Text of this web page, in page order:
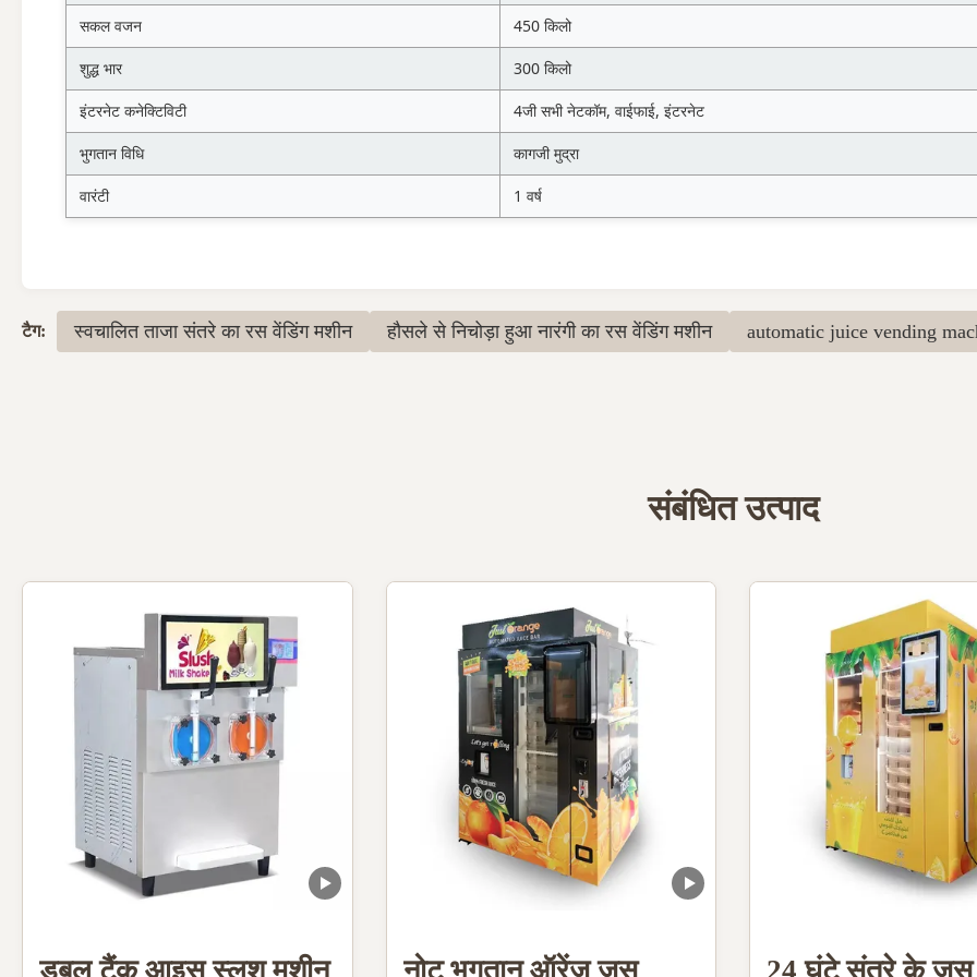
सकल वजन 450 किलो
शुद्ध भार 300 किलो
इंटरनेट कनेक्टिविटी 4जी सभी नेटकॉम, वाईफाई, इंटरनेट
भुगतान विधि कागजी मुद्रा
वारंटी 1 वर्ष
टैग: स्वचालित ताजा संतरे का रस वेंडिंग मशीन हौसले से निचोड़ा हुआ नारंगी का रस वेंडिंग मशीन automatic juice vending
संबंधित उत्पाद